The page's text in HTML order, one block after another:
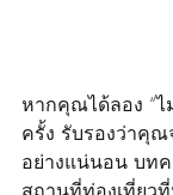
หากคุณได้ลอง “ไ
ครั้ง รับรองว่าคุณ
อย่างแน่นอน บท